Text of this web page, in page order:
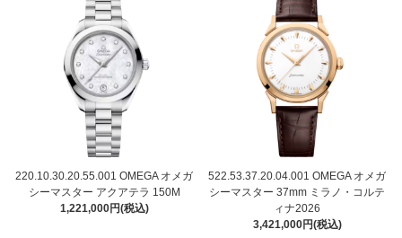
220.10.30.20.55.001 OMEGA オメガ
シーマスター アクアテラ 150M
1,221,000円(税込)
522.53.37.20.04.001 OMEGA オメガ
シーマスター 37mm ミラノ・コルテ
ィナ2026
3,421,000円(税込)